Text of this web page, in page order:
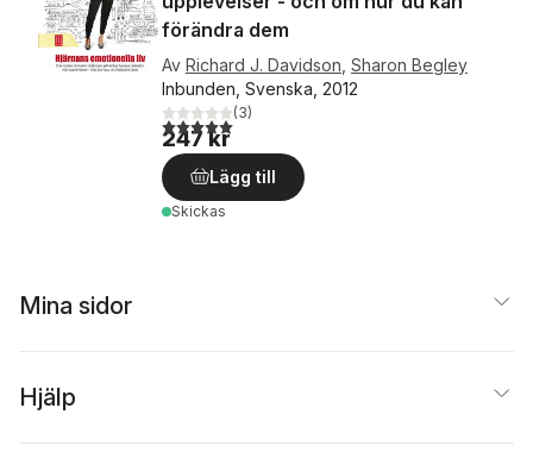
förändra dem
Av Richard J. Davidson Sharon Begley
Inbunden, Svenska, 2012
5,0utav 5 stjärnor. Totalt antal röster:
(3)
247 kr
Lägg till
Skickas
Mina sidor
Hjälp